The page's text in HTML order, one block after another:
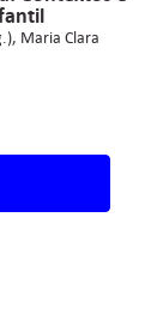
Maria Clara